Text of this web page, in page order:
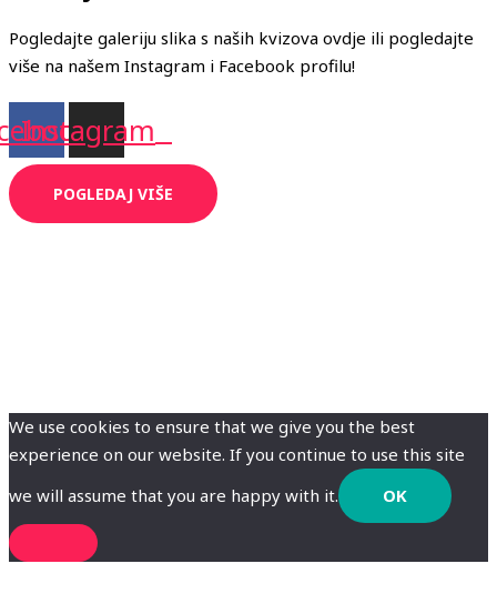
Pogledajte galeriju slika s naših kvizova ovdje ili pogledajte
više na našem Instagram i Facebook profilu!
Instagram
POGLEDAJ VIŠE
We use cookies to ensure that we give you the best
experience on our website. If you continue to use this site
we will assume that you are happy with it.
OK